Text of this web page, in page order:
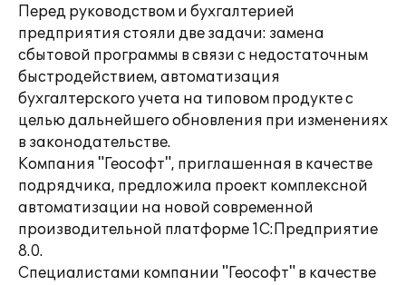
Перед руководством и бухгалтерией
предприятия стояли две задачи: замена
сбытовой программы в связи с недостаточным
быстродействием, автоматизация
бухгалтерского учета на типовом продукте с
целью дальнейшего обновления при изменениях
в законодательстве.
Компания "Геософт", приглашенная в качестве
подрядчика, предложила проект комплексной
автоматизации на новой современной
производительной платформе 1С:Предприятие
8.0.
Специалистами компании "Геософт" в качестве